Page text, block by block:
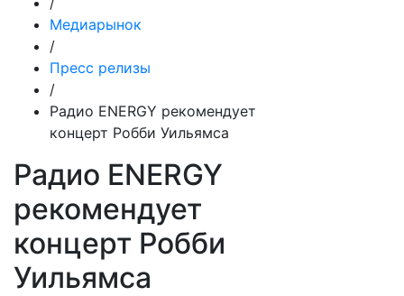
Медиарынок
/
Пресс релизы
/
Радио ENERGY рекомендует
концерт Робби Уильямса
Радио ENERGY
рекомендует
концерт Робби
Уильямса